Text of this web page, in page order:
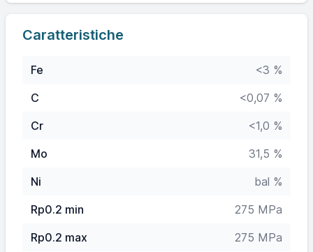
Caratteristiche
Fe
<3 %
C
<0,07 %
Cr
<1,0 %
Mo
31,5 %
Ni
bal %
Rp0.2 min
275 MPa
Rp0.2 max
275 MPa